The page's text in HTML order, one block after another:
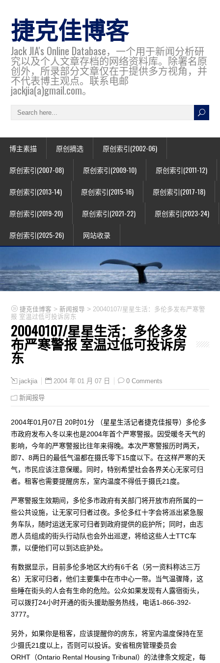
捷克佳博客
Jack JIA's Online Database，一个用于新闻分析研
究以及个人文章存档的网络资料库。除署名原
创外，所录部分文章仅在于提供多方视角，并
不代表博主观点。联系电邮
jackjia(a)gmail.com。
博主素描 原创摘选 原创索引(2002-06)
原创索引(2007-08) 原创索引(2009-10) 原创索引(2011-12)
原创索引(2013-14) 原创索引(2015-16) 原创索引(2017-18)
原创索引(2019-20) 原创索引(2021-22) 原创索引(2023-24)
原创索引(2025-26) 网站收录
捷克佳博客 >新闻报导 > 20040107/星星生活：多伦多发布严寒警
报 室温过低可投诉房东
20040107/星星生活：多伦多发
布严寒警报 室温过低可投诉房
东
jackjia 2004 年 01 月 07 日 0 Comments
新闻报导
2004年01月07日 20时01分 （星星生活记者捷克佳报导）多伦多
市政府发布入冬以来也是2004年首个严寒警报。因受暖冬天气的
影响，今年的严寒警报比往年来得晚。本次严寒警报历时两天，
即7、8两日的最低气温都在摄氏零下15度以下。在这样严寒的天
气，市民应该注意保暖。同时，特别希望社会各界关心无家可归
者。租客也需要提醒房东，室内温度不得低于摄氏21度。
严寒警报生效期间，多伦多市政府有关部门将开放市府所属的一
些公共设施，让无家可归者过夜。多伦多红十字会将派出紧急服
务车队，随时运送无家可归者到政府提供的庇护所；同时，由志
愿人员组成的街头行动队也会外出巡逻，将给这些人士TTC车
票，以便他们可以到达庇护处。
有数据显示，目前多伦多地区大约有6千名（另一资料称达三万
名）无家可归者，他们主要集中在市中心一带。当气温骤降，这
些睡在街头的人会有生命的危险。公众如果发现有人露宿街头，
可以拨打24小时开通的街头援助服务热线，电话1-866-392-
3777。
另外，如果你是租客，应该提醒你的房东，将室内温度保持在至
少摄氏21度以上，否则可以投诉。安省租房管理委员会
ORHT（Ontario Rental Housing Tribunal）的法律条文规定，每